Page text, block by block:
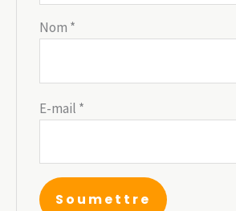
Nom *
E-mail *